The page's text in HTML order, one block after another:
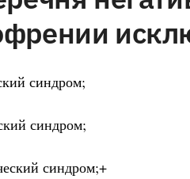
синдром;
синдром;
синдром;+